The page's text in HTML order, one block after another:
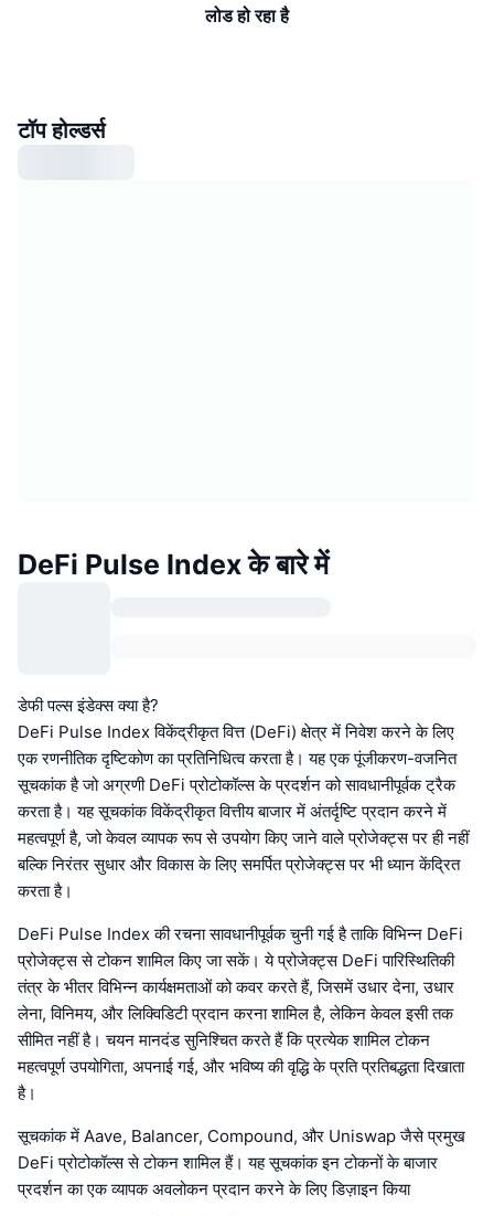
लोड हो रहा है
टॉप होल्डर्स
DeFi Pulse Index के बारे में
डेफी पल्स इंडेक्स क्या है?
DeFi Pulse Index विकेंद्रीकृत वित्त (DeFi) क्षेत्र में निवेश करने के लिए
एक रणनीतिक दृष्टिकोण का प्रतिनिधित्व करता है। यह एक पूंजीकरण-वजनित
सूचकांक है जो अग्रणी DeFi प्रोटोकॉल्स के प्रदर्शन को सावधानीपूर्वक ट्रैक
करता है। यह सूचकांक विकेंद्रीकृत वित्तीय बाजार में अंतर्दृष्टि प्रदान करने में
महत्वपूर्ण है, जो केवल व्यापक रूप से उपयोग किए जाने वाले प्रोजेक्ट्स पर ही नहीं
बल्कि निरंतर सुधार और विकास के लिए समर्पित प्रोजेक्ट्स पर भी ध्यान केंद्रित
करता है।
DeFi Pulse Index की रचना सावधानीपूर्वक चुनी गई है ताकि विभिन्न DeFi
प्रोजेक्ट्स से टोकन शामिल किए जा सकें। ये प्रोजेक्ट्स DeFi पारिस्थितिकी
तंत्र के भीतर विभिन्न कार्यक्षमताओं को कवर करते हैं, जिसमें उधार देना, उधार
लेना, विनिमय, और लिक्विडिटी प्रदान करना शामिल है, लेकिन केवल इसी तक
सीमित नहीं है। चयन मानदंड सुनिश्चित करते हैं कि प्रत्येक शामिल टोकन
महत्वपूर्ण उपयोगिता, अपनाई गई, और भविष्य की वृद्धि के प्रति प्रतिबद्धता दिखाता
है।
सूचकांक में Aave, Balancer, Compound, और Uniswap जैसे प्रमुख
DeFi प्रोटोकॉल्स से टोकन शामिल हैं। यह सूचकांक इन टोकनों के बाजार
प्रदर्शन का एक व्यापक अवलोकन प्रदान करने के लिए डिज़ाइन किया